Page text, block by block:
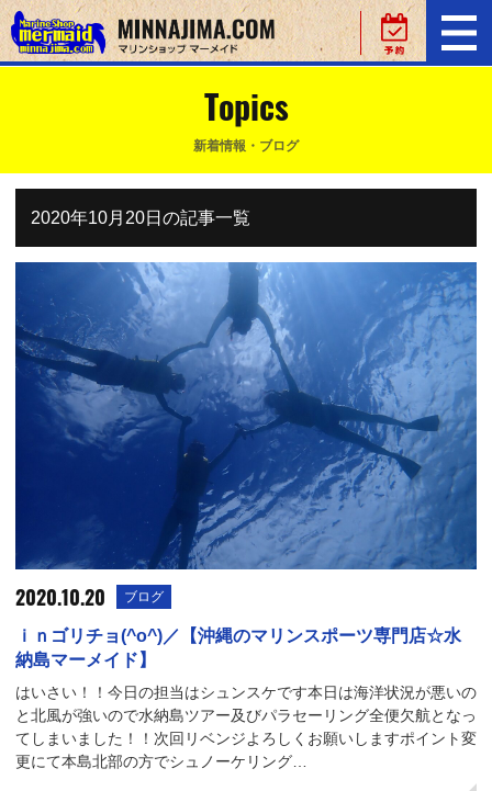
Topics
新着情報・ブログ
2020年10月20日の記事一覧
2020.10.20 ブログ
ｉｎゴリチョ(^o^)／【沖縄のマリンスポーツ専門店☆水
納島マーメイド】
はいさい！！今日の担当はシュンスケです本日は海洋状況が悪いの
と北風が強いので水納島ツアー及びパラセーリング全便欠航となっ
てしまいました！！次回リベンジよろしくお願いしますポイント変
更にて本島北部の方でシュノーケリング…